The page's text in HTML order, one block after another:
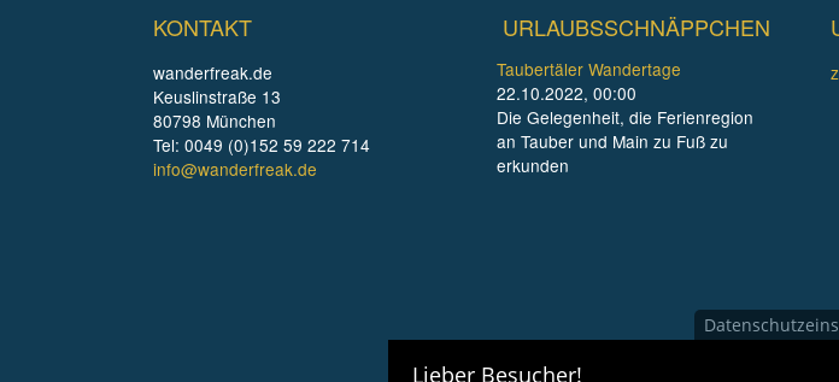
KONTAKT
wanderfreak.de
Keuslinstraße 13
80798 München
Tel: 0049 (0)152 59 222 714
info@wanderfreak.de
URLAUBSSCHNÄPPCHEN
Taubertäler Wandertage
22.10.2022, 00:00
Die Gelegenheit, die Ferienregion
an Tauber und Main zu Fuß zu
erkunden
Lieber Besucher!